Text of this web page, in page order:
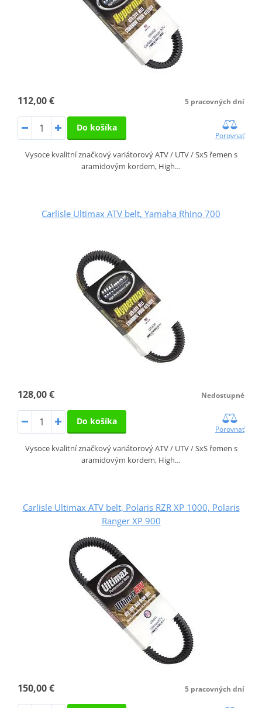
112,00 € 5 pracovných dní
Do košíka
Porovnať
Vysoce kvalitní značkový variátorový ATV / UTV / SxS řemen s
aramidovým kordem, High…
Carlisle Ultimax ATV belt, Yamaha Rhino 700
128,00 € Nedostupné
Do košíka
Porovnať
Vysoce kvalitní značkový variátorový ATV / UTV / SxS řemen s
aramidovým kordem, High…
Carlisle Ultimax ATV belt, Polaris RZR XP 1000, Polaris
Ranger XP 900
150,00 € 5 pracovných dní